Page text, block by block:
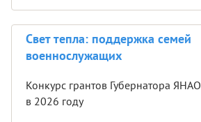
Свет тепла: поддержка семей
военнослужащих
Конкурс грантов Губернатора ЯНАО
в 2026 году